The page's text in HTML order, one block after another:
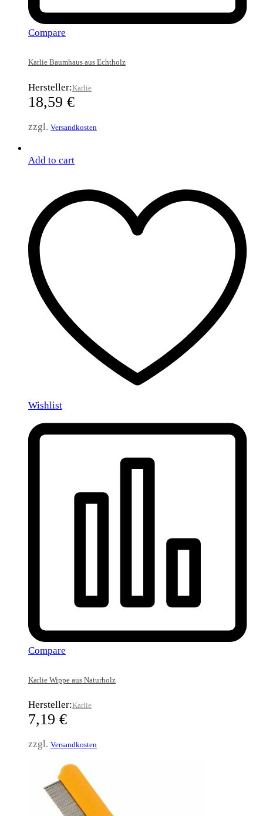
Compare
Karlie Baumhaus aus Echtholz
Hersteller:Karlie
18,59 €
zzgl. Versandkosten
Add to cart
Wishlist
Compare
Karlie Wippe aus Naturholz
Hersteller:Karlie
7,19 €
zzgl. Versandkosten